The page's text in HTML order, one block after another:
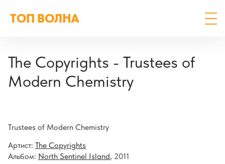
ТОП ВОЛНА
The Copyrights - Trustees of
Modern Chemistry
Trustees of Modern Chemistry
Артист: The Copyrights
Альбом: North Sentinel Island, 2011